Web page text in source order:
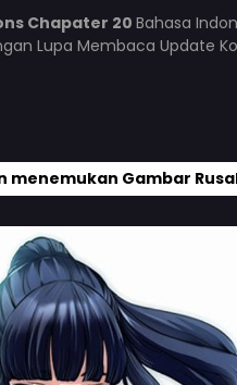
Chapater 20Bahasa
Lupa Membaca Update
menemukan Gambar